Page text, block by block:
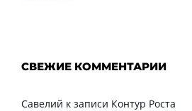
СВЕЖИЕ КОММЕНТАРИИ
Савелий к записи Контур Роста